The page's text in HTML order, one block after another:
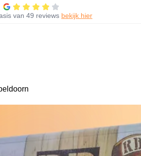
van 49 reviews bekijk hier